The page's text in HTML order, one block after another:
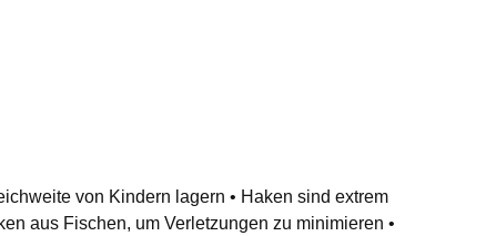
von Kindern lagern • Haken sind extrem
aus Fischen, um Verletzungen zu minimieren •